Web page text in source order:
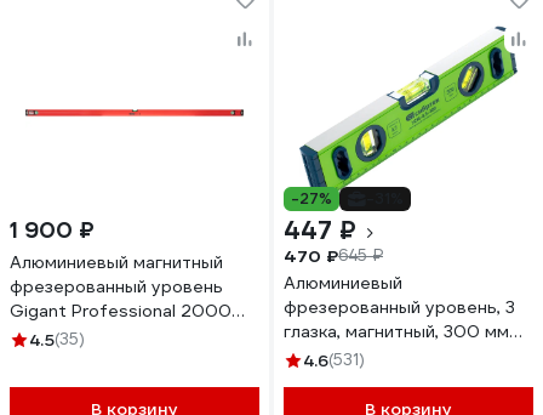
1 900 ₽
Алюминиевый магнитный
фрезерованный уровень
Gigant Professional 2000
мм 3 глазка GPGW-200-1
4.5(35)
В корзину
-27%
447 ₽
470 ₽645 ₽
Алюминиевый
фрезерованный уровень, 3
глазка, магнитный, 300 мм
СИБРТЕХ УСМ-0,5-300 34111
4.6(531)
В корзину